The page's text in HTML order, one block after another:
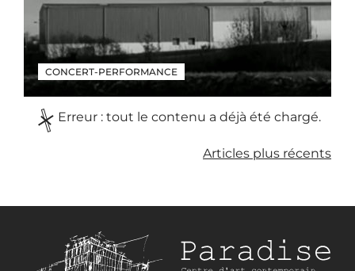
CONCERT-PERFORMANCE
Chargement
Erreur : tout le contenu a déjà été chargé.
Articles plus récents